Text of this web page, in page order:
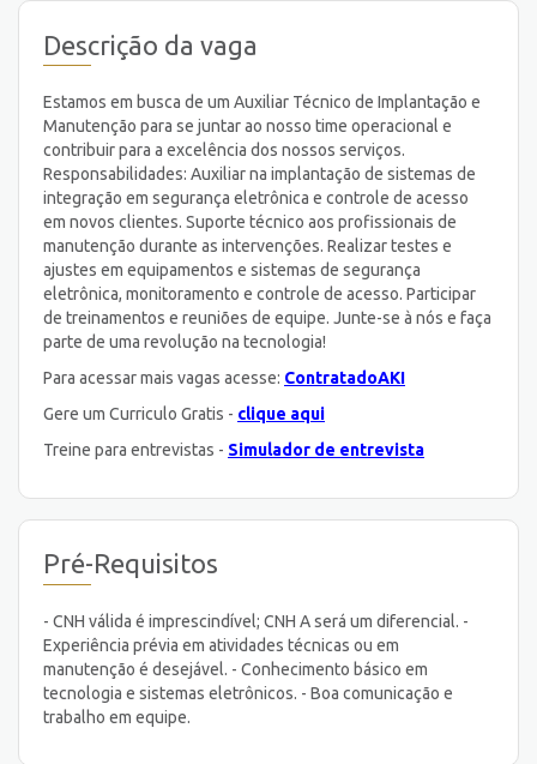
Descrição da vaga
Estamos em busca de um Auxiliar Técnico de Implantação e
Manutenção para se juntar ao nosso time operacional e
contribuir para a excelência dos nossos serviços.
Responsabilidades: Auxiliar na implantação de sistemas de
integração em segurança eletrônica e controle de acesso
em novos clientes. Suporte técnico aos profissionais de
manutenção durante as intervenções. Realizar testes e
ajustes em equipamentos e sistemas de segurança
eletrônica, monitoramento e controle de acesso. Participar
de treinamentos e reuniões de equipe. Junte-se à nós e faça
parte de uma revolução na tecnologia!
Para acessar mais vagas acesse: ContratadoAKI
Gere um Curriculo Gratis - clique aqui
Treine para entrevistas - Simulador de entrevista
Pré-Requisitos
- CNH válida é imprescindível; CNH A será um diferencial. -
Experiência prévia em atividades técnicas ou em
manutenção é desejável. - Conhecimento básico em
tecnologia e sistemas eletrônicos. - Boa comunicação e
trabalho em equipe.